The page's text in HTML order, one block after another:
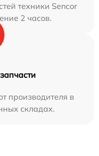
техники Sencor
2 часов.
производителя в
складах.